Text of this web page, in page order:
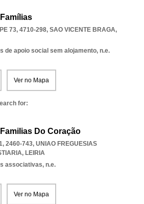
73, 4710-298, SAO VICENTE BRAGA,
de apoio social sem alojamento, n.e.
Ver no Mapa
for:
Do Coração
2460-743, UNIAO FREGUESIAS
, LEIRIA
associativas, n.e.
Ver no Mapa